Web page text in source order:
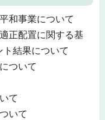
和事業について
正配置に関する基
結果について
ついて
て
いて